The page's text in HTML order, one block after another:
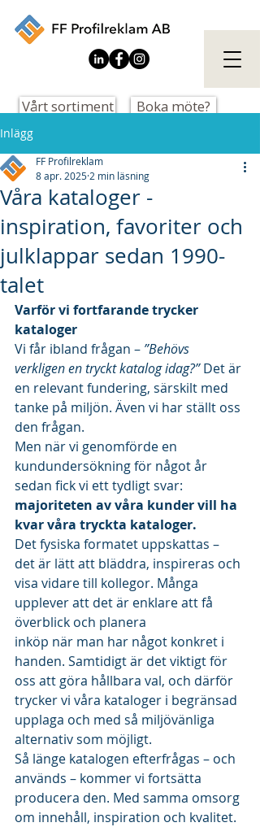
Vårt sortiment Boka möte?
Inlägg
Våra kataloger -
inspiration, favoriter och
julklappar sedan 1990-
talet
FF Profilreklam
8 apr. 2025 2 min läsning
Varför vi fortfarande trycker
kataloger
Vi får ibland frågan – ”Behövs
verkligen en tryckt katalog idag?” Det är
en relevant fundering, särskilt med
tanke på miljön. Även vi har ställt oss
den frågan.
Men när vi genomförde en
kundundersökning för något år
sedan fick vi ett tydligt svar:
majoriteten av våra kunder vill ha
kvar våra tryckta kataloger.
Det fysiska formatet uppskattas –
det är lätt att bläddra, inspireras och
visa vidare till kollegor. Många
upplever att det är enklare att få
överblick och planera
inköp när man har något konkret i
handen. Samtidigt är det viktigt för
oss att göra hållbara val, och därför
trycker vi våra kataloger i begränsad
upplaga och med så miljövänliga
alternativ som möjligt.
Så länge katalogen efterfrågas – och
används – kommer vi fortsätta
producera den. Med samma omsorg
om innehåll, inspiration och kvalitet.